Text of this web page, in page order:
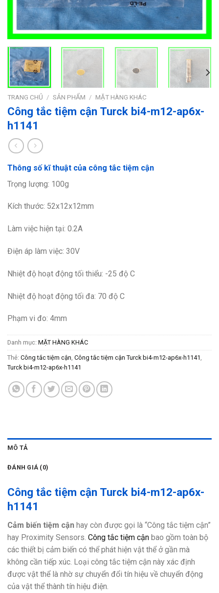
TRANG CHỦ / SẢN PHẨM / MẶT HÀNG KHÁC
Công tắc tiệm cận Turck bi4-m12-ap6x-
h1141
Thông số kĩ thuật của công tắc tiệm cận
Trọng lượng: 100g
Kích thước: 52x12x12mm
Làm việc hiện tại: 0.2A
Điện áp làm việc: 30V
Nhiệt độ hoạt động tối thiểu: -25 độ C
Nhiệt độ hoạt động tối đa: 70 độ C
Phạm vi đo: 4mm
Danh mục: MẶT HÀNG KHÁC
Thẻ: Công tắc tiệm cận, Công tắc tiệm cận Turck bi4-m12-ap6x-h1141,
Turck bi4-m12-ap6x-h1141
MÔ TẢ
ĐÁNH GIÁ (0)
Công tắc tiệm cận Turck bi4-m12-ap6x-
h1141
Cảm biến tiệm cận hay còn được gọi là “Công tắc tiệm cận”
hay Proximity Sensors. Công tắc tiệm cận bao gồm toàn bộ
các thiết bị cảm biến có thể phát hiện vật thể ở gần mà
không cần tiếp xúc. Loại công tắc tiệm cận này xác định
được vật thể là nhờ sự chuyển đổi tín hiệu về chuyển động
của vật thể thành tín hiệu điện.